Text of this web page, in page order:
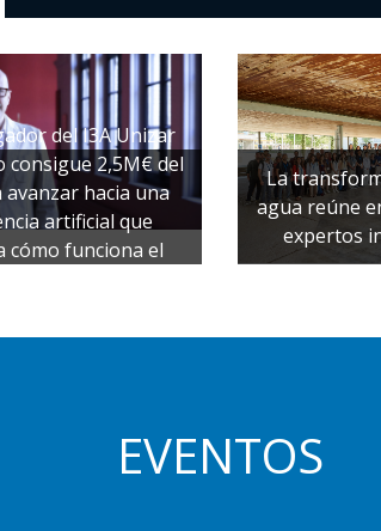
del I3A Unizar
consigue 2,5M€ del
avanzar hacia una
artificial que
cómo funciona el
La
agua reúne
expertos
EVENTOS